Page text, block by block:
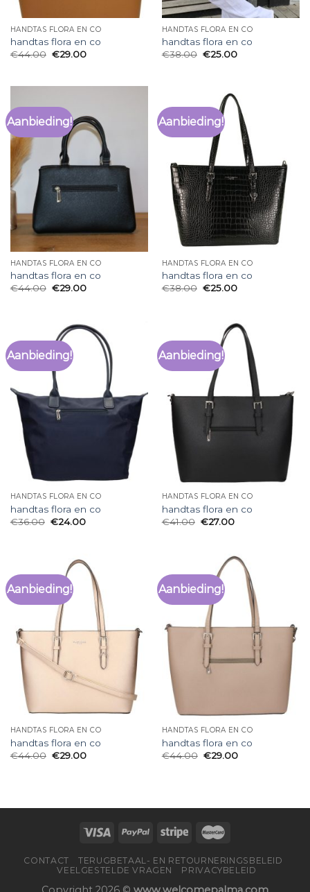
HANDTAS FLORA EN CO
handtas flora en co
€44.00 €29.00
HANDTAS FLORA EN CO
handtas flora en co
€38.00 €25.00
Aanbieding!
HANDTAS FLORA EN CO
handtas flora en co
€44.00 €29.00
Aanbieding!
HANDTAS FLORA EN CO
handtas flora en co
€38.00 €25.00
Aanbieding!
HANDTAS FLORA EN CO
handtas flora en co
€36.00 €24.00
Aanbieding!
HANDTAS FLORA EN CO
handtas flora en co
€41.00 €27.00
Aanbieding!
HANDTAS FLORA EN CO
handtas flora en co
€44.00 €29.00
Aanbieding!
HANDTAS FLORA EN CO
handtas flora en co
€44.00 €29.00
CONTACT
TERUGBETAAL- EN RETOURNERINGSBELEID
VEELGESTELDE VRAGEN
PRIVACYBELEID